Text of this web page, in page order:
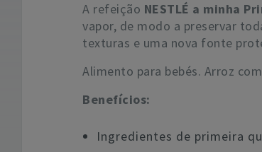
A refeição NESTLÉ a minha
vapor, de modo a preservar
texturas e uma nova fonte
Alimento para bebés. Arroz
Benefícios:
Ingredientes de primeira